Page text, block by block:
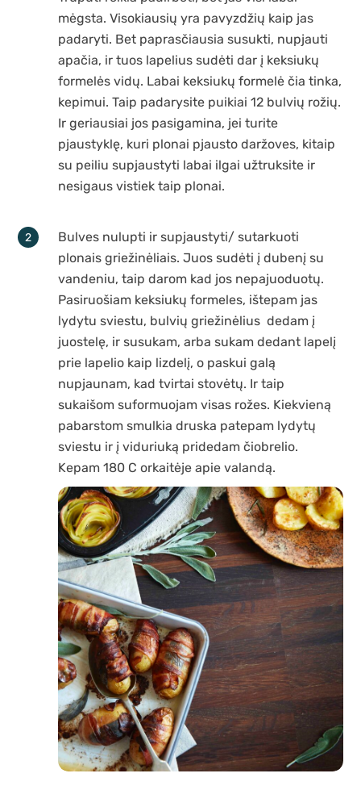
mėgsta. Visokiausių yra pavyzdžių kaip jas
padaryti. Bet paprasčiausia susukti, nupjauti
apačia, ir tuos lapelius sudėti dar į keksiukų
formelės vidų. Labai keksiukų formelė čia tinka,
kepimui. Taip padarysite puikiai 12 bulvių rožių.
Ir geriausiai jos pasigamina, jei turite
pjaustyklę, kuri plonai pjausto daržoves, kitaip
su peiliu supjaustyti labai ilgai užtruksite ir
nesigaus vistiek taip plonai.
Bulves nulupti ir supjaustyti/ sutarkuoti
plonais griežinėliais. Juos sudėti į dubenį su
vandeniu, taip darom kad jos nepajuoduotų.
Pasiruošiam keksiukų formeles, ištepam jas
lydytu sviestu, bulvių griežinėlius dedam į
juostelę, ir susukam, arba sukam dedant lapelį
prie lapelio kaip lizdelį, o paskui galą
nupjaunam, kad tvirtai stovėtų. Ir taip
sukaišom suformuojam visas rožes. Kiekvieną
pabarstom smulkia druska patepam lydytų
sviestu ir į viduriuką pridedam čiobrelio.
Kepam 180 C orkaitėje apie valandą.